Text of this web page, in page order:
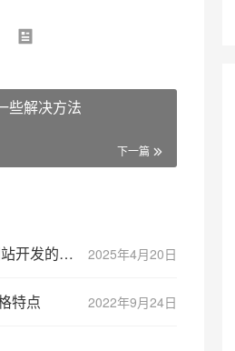
些解决方法
下一篇
2025年4月20日
新闻动态研发ASP.NET网站开发的安全机制
2022年9月24日
特点